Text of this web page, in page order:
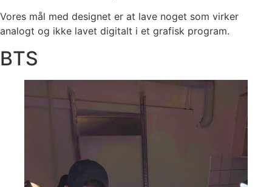
Vores mål med designet er at lave noget som virker
analogt og ikke lavet digitalt i et grafisk program.
BTS